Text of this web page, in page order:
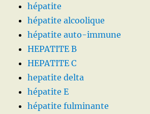
hépatite
hépatite alcoolique
hépatite auto-immune
HEPATITE B
HEPATITE C
hepatite delta
hépatite E
hépatite fulminante